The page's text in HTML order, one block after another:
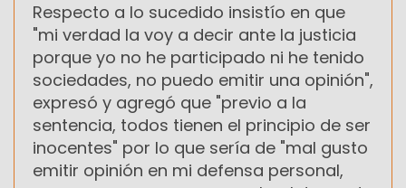
Respecto a lo sucedido insistío en que
"mi verdad la voy a decir ante la justicia
porque yo no he participado ni he tenido
sociedades, no puedo emitir una opinión",
expresó y agregó que "previo a la
sentencia, todos tienen el principio de ser
inocentes" por lo que sería de "mal gusto
emitir opinión en mi defensa personal,